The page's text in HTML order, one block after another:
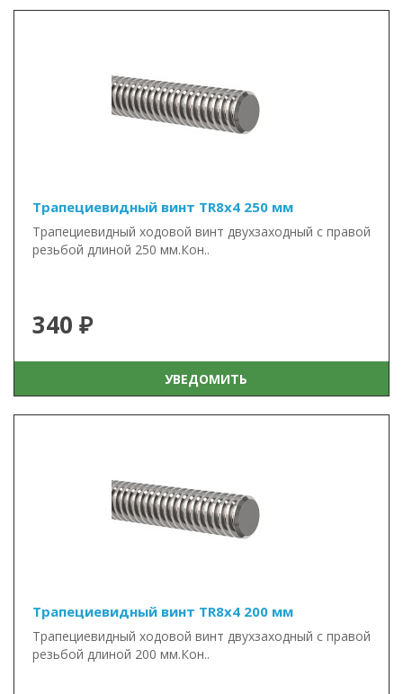
Трапециевидный винт TR8x4 250 мм
Трапециевидный ходовой винт двухзаходный с правой
резьбой длиной 250 мм.Кон..
340 ₽
УВЕДОМИТЬ
Трапециевидный винт TR8x4 200 мм
Трапециевидный ходовой винт двухзаходный с правой
резьбой длиной 200 мм.Кон..